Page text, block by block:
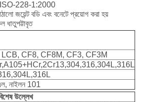
ISO-228-1:2000
জয়েন্ট বডি এবং বনেটে প্রয়োগ করা হয়
ধাতুপট্টাবৃত
CF8, CF8M, CF3, CF3M
নাইলন 101
উল্লেখ